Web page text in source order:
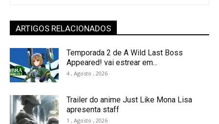
ARTIGOS RELACIONADOS
Temporada 2 de A Wild Last Boss
Appeared! vai estrear em...
4 , Agosto , 2026
Trailer do anime Just Like Mona Lisa
apresenta staff
1 , Agosto , 2026